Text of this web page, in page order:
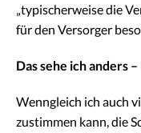
„typischerweise die
für den Versorger
Das sehe ich anders
Wenngleich ich auch
zustimmen kann, die